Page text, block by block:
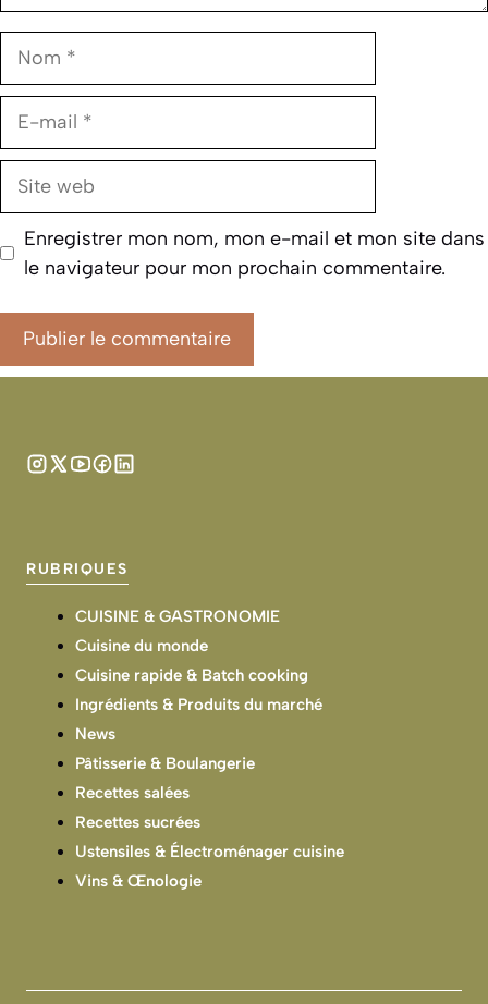
Nom
E-
Site
Enregistrer mon nom, mon e-mail et mon site dans
le navigateur pour mon prochain commentaire.
RUBRIQUES
CUISINE & GASTRONOMIE
Cuisine du monde
Cuisine rapide & Batch cooking
Ingrédients & Produits du marché
News
Pâtisserie & Boulangerie
Recettes salées
Recettes sucrées
Ustensiles & Électroménager cuisine
Vins & Œnologie